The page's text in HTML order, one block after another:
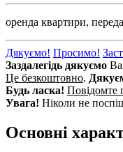
оренда квартири,
Дякуємо! Просимо!
Заздалегідь дякуємо
Це безкоштовно.
Будь ласка! Повідомте
Увага! Ніколи не
Основні